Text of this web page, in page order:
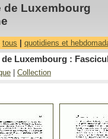
de Luxembourg
tous quotidiens et
Luxembourg :
Collection